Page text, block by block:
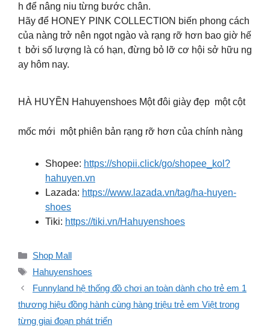
h để nâng niu từng bước chân.
Hãy để HONEY PINK COLLECTION biến phong cách
của nàng trở nên ngọt ngào và rạng rỡ hơn bao giờ hế
t bởi số lượng là có hạn, đừng bỏ lỡ cơ hội sở hữu ng
ay hôm nay.
HÀ HUYỀN Hahuyenshoes Một đôi giày đẹp một cột
mốc mới một phiên bản rạng rỡ hơn của chính nàng
Shopee: https://shopii.click/go/shopee_kol?
hahuyen.vn
Lazada: https://www.lazada.vn/tag/ha-huyen-
shoes
Tiki: https://tiki.vn/Hahuyenshoes
Danh
mục
Shop Mall
Thẻ
Hahuyenshoes
Funnyland hệ thống đồ chơi an toàn dành cho trẻ em 1
thương hiệu đồng hành cùng hàng triệu trẻ em Việt trong
từng giai đoạn phát triển